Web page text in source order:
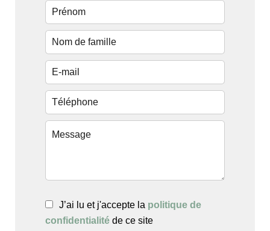
J’ai lu et j'accepte la politique de
confidentialité de ce site